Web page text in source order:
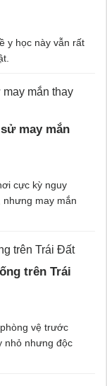
tự tháp ở Giza.
nhiều
học này vẫn rất
may mắn
cực kỳ nguy
trên Trái
vệ trước